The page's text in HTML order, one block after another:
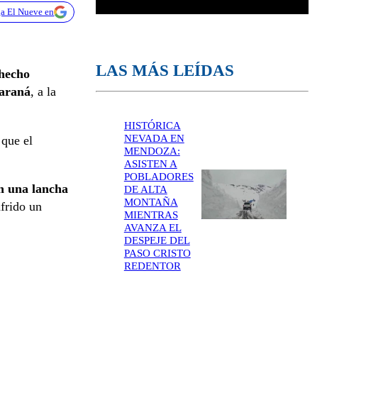
El Nueve en
, a la
el
una lancha
un
LAS MÁS LEÍDAS
HISTÓRICA
NEVADA EN
MENDOZA:
ASISTEN A
POBLADORES
DE ALTA
MONTAÑA
MIENTRAS
AVANZA EL
DESPEJE DEL
PASO CRISTO
REDENTOR